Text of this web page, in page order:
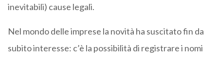
inevitabili) cause legali.
Nel mondo delle imprese la novità ha suscitato fin da
subito interesse: c’è la possibilità di registrare i nomi